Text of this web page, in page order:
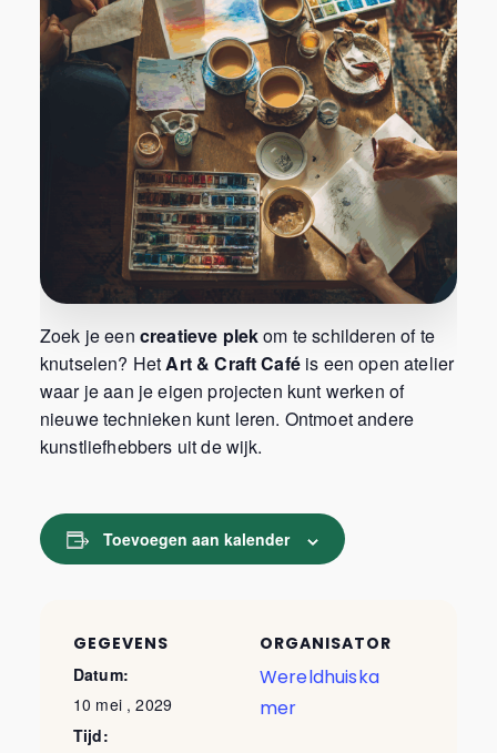
Zoek je een creatieve plekom te schilderen of te
knutselen? HetArt & Craft Caféis een open atelier
waar je aan je eigen projecten kunt werken of
nieuwe technieken kunt leren. Ontmoet andere
kunstliefhebbers uit de wijk.
Toevoegen aan kalender
GEGEVENS
Datum:
10 mei , 2029
Tijd:
ORGANISATOR
Wereldhuiska
mer